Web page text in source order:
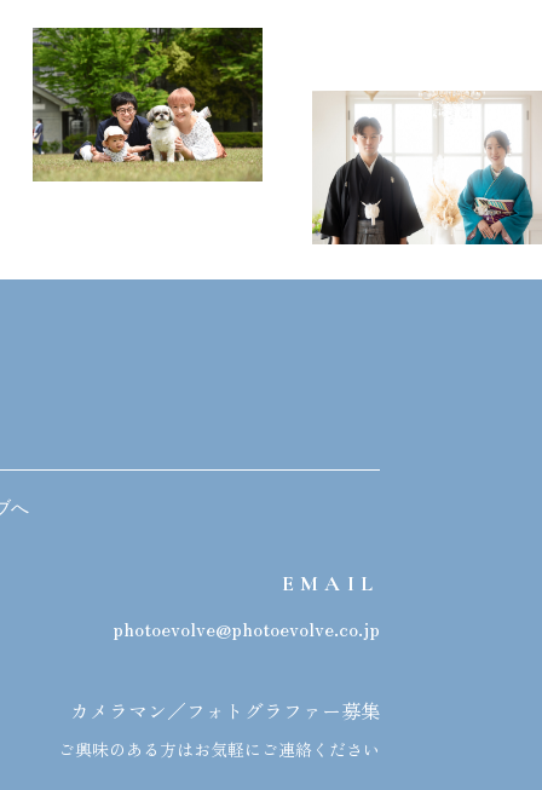
へ
EMAIL
photoevolve@photoevolve.co.jp
カメラマン／フォトグラファー募集
ご興味のある方はお気軽にご連絡ください